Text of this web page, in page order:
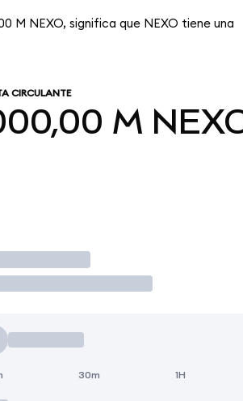
M NEXO, significa que NEXO tiene una
CIRCULANTE
M
30m 1H